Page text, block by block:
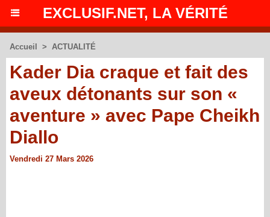
EXCLUSIF.NET, LA VÉRITÉ
Accueil > ACTUALITÉ
Kader Dia craque et fait des
aveux détonants sur son «
aventure » avec Pape Cheikh
Diallo
Vendredi 27 Mars 2026